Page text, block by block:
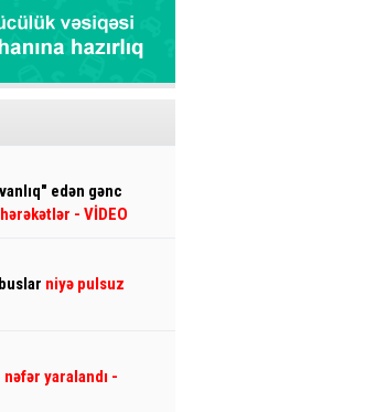
edən gənc
- VİDEO
niyə pulsuz
nəfər yaralandı -